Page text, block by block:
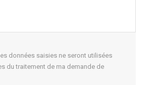
données saisies ne seront utilisées
du traitement de ma demande de